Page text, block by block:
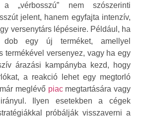
„vérbosszú” nem szószerinti
jelent, hanem egyfajta intenzív,
versenytárs lépéseire. Például, ha
egy új terméket, amellyel
termékével versenyez, vagy ha egy
árazási kampányba kezd, hogy
a reakció lehet egy megtorló
meglévő piacmegtartására vagy
irányul. Ilyen esetekben a cégek
próbálják visszaverni a